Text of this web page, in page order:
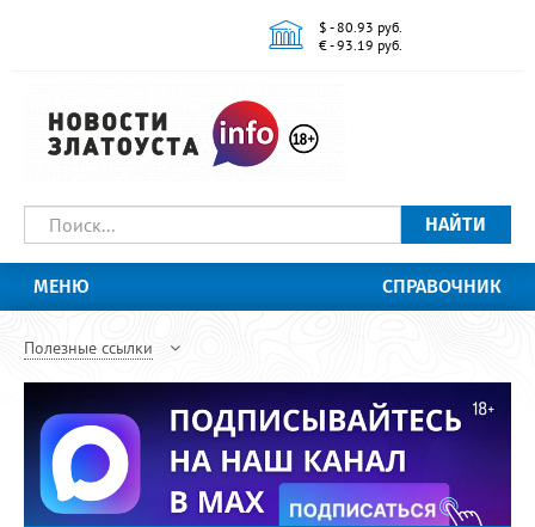
$ - 80.93 руб.
€ - 93.19 руб.
НАЙТИ
МЕНЮ СПРАВОЧНИК
Полезные ссылки